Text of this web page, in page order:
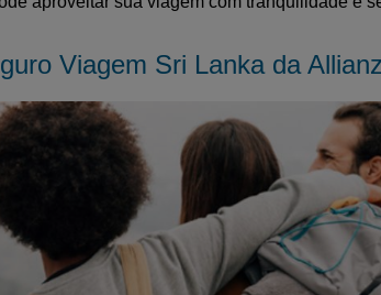
Viagem Sri Lanka da